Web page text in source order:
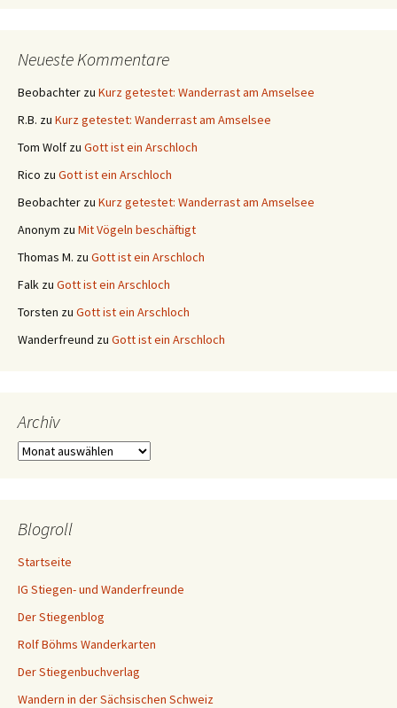
Neueste Kommentare
Beobachter zu Kurz getestet: Wanderrast am Amselsee
R.B. zu Kurz getestet: Wanderrast am Amselsee
Tom Wolf zu Gott ist ein Arschloch
Rico zu Gott ist ein Arschloch
Beobachter zu Kurz getestet: Wanderrast am Amselsee
Anonym zu Mit Vögeln beschäftigt
Thomas M. zu Gott ist ein Arschloch
Falk zu Gott ist ein Arschloch
Torsten zu Gott ist ein Arschloch
Wanderfreund zu Gott ist ein Arschloch
Archiv
Archiv
Blogroll
Startseite
IG Stiegen- und Wanderfreunde
Der Stiegenblog
Rolf Böhms Wanderkarten
Der Stiegenbuchverlag
Wandern in der Sächsischen Schweiz